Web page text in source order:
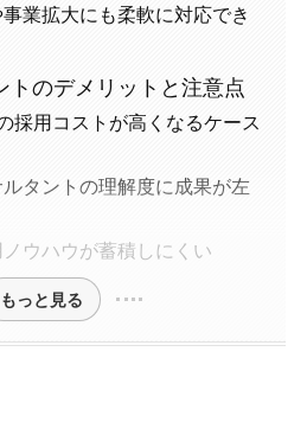
業拡大にも柔軟に対応でき
トのデメリットと注意点
採用コストが高くなるケース
タントの理解度に成果が左
ウハウが蓄積しにくい
もっと見る